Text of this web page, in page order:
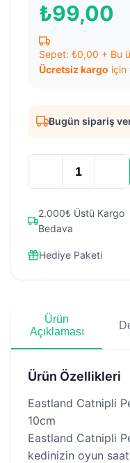
₺99,00
Sepet: ₺0,00 + Bu
Ücretsiz kargo için
Bugün sipariş
2.000₺ Üstü Kargo
Bedava
Hediye Paketi
Ürün
Açıklaması
Ürün Özellikleri
Eastland Catnipli
10cm
Eastland Catnipli
kedinizin oyun